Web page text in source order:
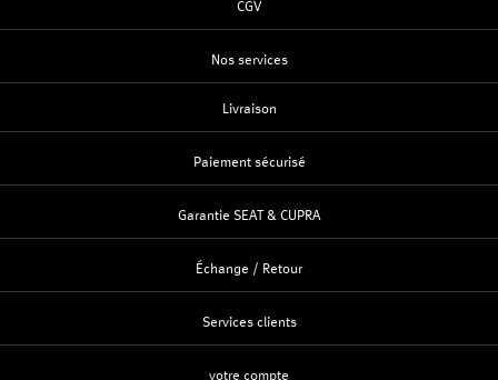
CGV
Nos services
Livraison
Paiement sécurisé
Garantie SEAT & CUPRA
Échange / Retour
Services clients
votre compte